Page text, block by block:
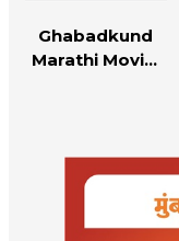
Ghabadkund
Marathi Movie:
पाहून...!